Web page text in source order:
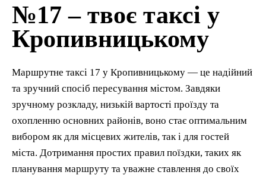
№17 – твоє таксі у
Кропивницькому
Маршрутне таксі 17 у Кропивницькому — це надійний
та зручний спосіб пересування містом. Завдяки
зручному розкладу, низькій вартості проїзду та
охопленню основних районів, воно стає оптимальним
вибором як для місцевих жителів, так і для гостей
міста. Дотримання простих правил поїздки, таких як
планування маршруту та уважне ставлення до своїх